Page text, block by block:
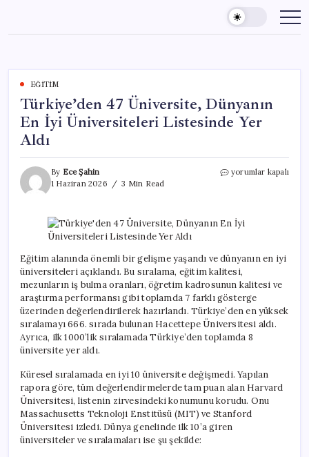
content
EĞITIM
Türkiye’den 47 Üniversite, Dünyanın
En İyi Üniversiteleri Listesinde Yer
Aldı
By Ece Şahin
1 Haziran 2026
3 Min Read
Türkiye’den
En
İyi
Yer
Aldı
için
yorumlar kapalı
Eğitim alanında önemli bir gelişme yaşandı ve dünyanın en iyi
üniversiteleri açıklandı. Bu sıralama, eğitim kalitesi,
mezunların iş bulma oranları, öğretim kadrosunun kalitesi ve
araştırma performansı gibi toplamda 7 farklı gösterge
üzerinden değerlendirilerek hazırlandı. Türkiye’den en yüksek
sıralamayı 666. sırada bulunan Hacettepe Üniversitesi aldı.
Ayrıca, ilk 1000’lik sıralamada Türkiye’den toplamda 8
üniversite yer aldı.
Küresel sıralamada en iyi 10 üniversite değişmedi. Yapılan
rapora göre, tüm değerlendirmelerde tam puan alan Harvard
Üniversitesi, listenin zirvesindeki konumunu korudu. Onu
Massachusetts Teknoloji Enstitüsü (MIT) ve Stanford
Üniversitesi izledi. Dünya genelinde ilk 10’a giren
üniversiteler ve sıralamaları ise şu şekilde: